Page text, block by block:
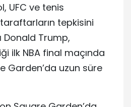
UFC ve tenis
tepkisini
Donald Trump,
ilk NBA final maçında
Garden’da uzun süre